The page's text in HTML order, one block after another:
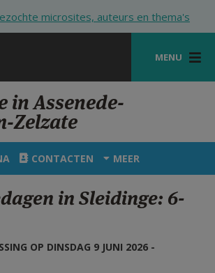
microsites, auteurs en thema's
MENU
in Assenede-
Zelzate
CONTACTEN MEER
in Sleidinge: 6-
OP DINSDAG 9 JUNI 2026 -